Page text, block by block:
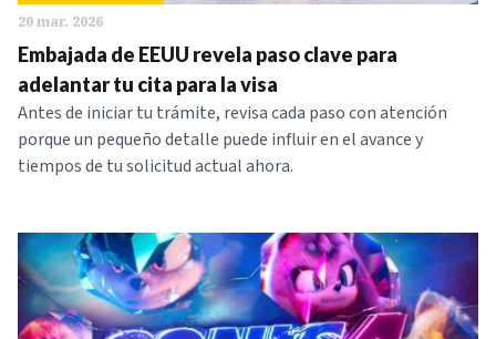
20 mar. 2026
Embajada de EEUU revela paso clave para
adelantar tu cita para la visa
Antes de iniciar tu trámite, revisa cada paso con atención
porque un pequeño detalle puede influir en el avance y
tiempos de tu solicitud actual ahora.